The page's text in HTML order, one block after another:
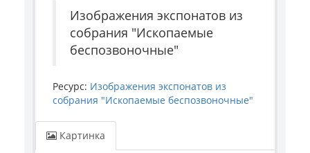
Изображения экспонатов из
собрания "Ископаемые
беспозвоночные"
Ресурс: Изображения экспонатов из
собрания "Ископаемые беспозвоночные"
Картинка